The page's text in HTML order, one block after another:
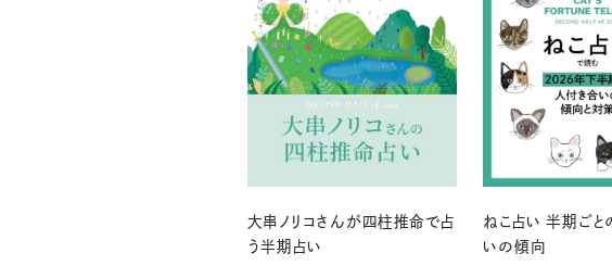
大串ノリコさんが四柱推命で占
う半期占い
ねこ占い 半期ごと
いの傾向